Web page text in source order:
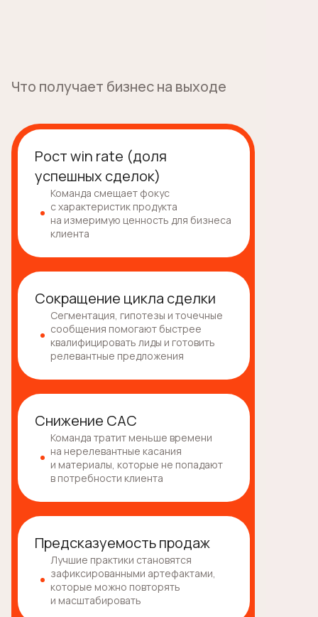
Рост win rate (доля
успешных сделок)
Команда смещает фокус
с характеристик продукта
на измеримую ценность для бизнеса
клиента
Предсказуемость продаж
Лучшие практики становятся
зафиксированными артефактами,
которые можно повторять
и масштабировать
Снижение CAC
Команда тратит меньше времени
на нерелевантные касания
и материалы, которые не попадают
в потребности клиента
Сокращение цикла сделки
Сегментация, гипотезы и точечные
сообщения помогают быстрее
квалифицировать лиды и готовить
релевантные предложения
Что получает бизнес на выходе